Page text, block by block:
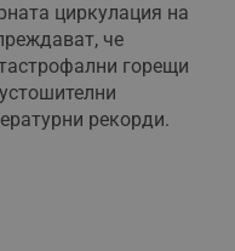
циркулация на
че
горещи
рекорди.